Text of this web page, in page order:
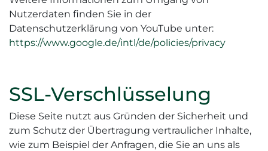
Nutzerdaten finden Sie in der
Datenschutzerklärung von YouTube unter:
https://www.google.de/intl/de/policies/privacy
SSL-Verschlüsselung
Diese Seite nutzt aus Gründen der Sicherheit und
zum Schutz der Übertragung vertraulicher Inhalte,
wie zum Beispiel der Anfragen, die Sie an uns als